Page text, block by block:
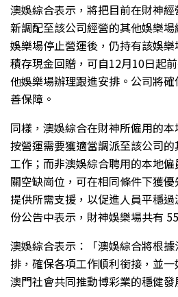
澳娛綜合表示，將把目前在財神
新調配至該公司經營的其他娛樂
娛樂場停止營運後，仍持有該娛
積存現金回贈，可自12月10日起
他娛樂場辦理跟進安排。公司將
善保障。
同樣，澳娛綜合在財神所僱用的
按營運需要獲適當調派至該公司
工作；而非澳娛綜合聘用的本地
關空缺崗位，可在相同條件下獲
提供所需支援，以促進人員平穩
份公告中表示，財神娛樂場共有
澳娛綜合表示：「澳娛綜合將根
排，確保各項工作順利銜接，並
澳門社會共同推動博彩業的穩健發